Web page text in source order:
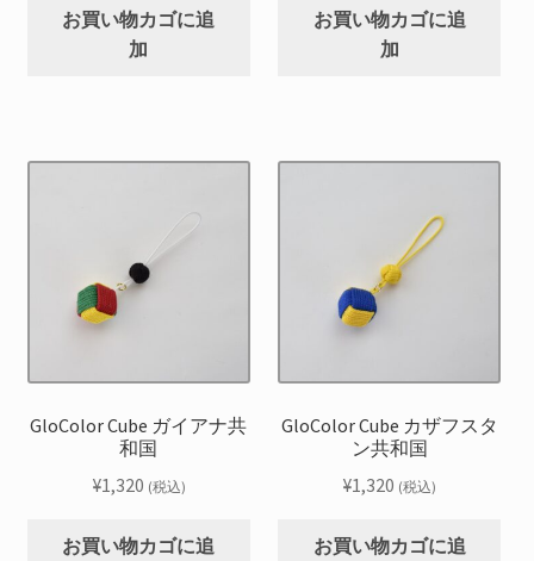
お買い物カゴに追
加
お買い物カゴに追
加
GloColor Cube ガイアナ共
和国
¥1,320 (税込)
お買い物カゴに追
GloColor Cube カザフスタ
ン共和国
¥1,320 (税込)
お買い物カゴに追